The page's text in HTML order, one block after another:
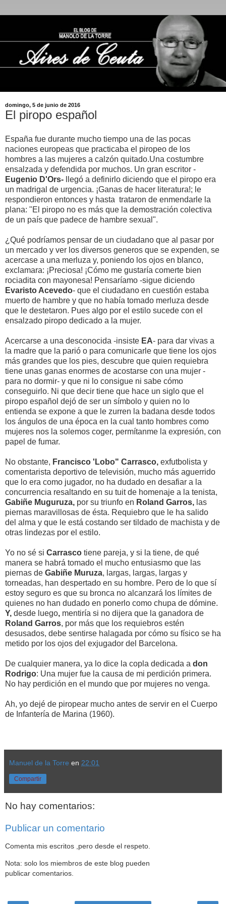
domingo, 5 de junio de 2016
El piropo español
España fue durante mucho tiempo una de las pocas
naciones europeas que practicaba el piropeo de los
hombres a las mujeres a calzón quitado.Una costumbre
ensalzada y defendida por muchos. Un gran escritor -
Eugenio D'Ors- llegó a definirlo diciendo que el piropo era
un madrigal de urgencia. ¡Ganas de hacer literatura!; le
respondieron entonces y hasta trataron de enmendarle la
plana: "El piropo no es más que la demostración colectiva
de un país que padece de hambre sexual".
¿Qué podríamos pensar de un ciudadano que al pasar por
un mercado y ver los diversos generos que se expenden, se
acercase a una merluza y, poniendo los ojos en blanco,
exclamara: ¡Preciosa! ¡Cómo me gustaría comerte bien
rociadita con mayonesa! Pensaríamo -sigue diciendo
Evaristo Acevedo- que el ciudadano en cuestión estaba
muerto de hambre y que no había tomado merluza desde
que le destetaron. Pues algo por el estilo sucede con el
ensalzado piropo dedicado a la mujer.
Acercarse a una desconocida -insiste EA- para dar vivas a
la madre que la parió o para comunicarle que tiene los ojos
más grandes que los pies, descubre que quien requiebra
tiene unas ganas enormes de acostarse con una mujer -
para no dormir- y que ni lo consigue ni sabe cómo
conseguirlo. Ni que decir tiene que hace un siglo que el
piropo español dejó de ser un símbolo y quien no lo
entienda se expone a que le zurren la badana desde todos
los ángulos de una época en la cual tanto hombres como
mujeres nos la solemos coger, permítanme la expresión, con
papel de fumar.
No obstante, Francisco 'Lobo" Carrasco, exfutbolista y
comentarista deportivo de televisión, mucho más aguerrido
que lo era como jugador, no ha dudado en desafiar a la
concurrencia resaltando en su tuit de homenaje a la tenista,
Gabiñe Muguruza, por su triunfo en Roland Garros, las
piernas maravillosas de ésta. Requiebro que le ha salido
del alma y que le está costando ser tildado de machista y de
otras lindezas por el estilo.
Yo no sé si Carrasco tiene pareja, y si la tiene, de qué
manera se habrá tomado el mucho entusiasmo que las
piernas de Gabiñe Muruza, largas, largas, largas y
torneadas, han despertado en su hombre. Pero de lo que sí
estoy seguro es que su bronca no alcanzará los límites de
quienes no han dudado en ponerlo como chupa de dómine.
Y, desde luego, mentiría si no dijera que la ganadora de
Roland Garros, por más que los requiebros estén
desusados, debe sentirse halagada por cómo su físico se ha
metido por los ojos del exjugador del Barcelona.
De cualquier manera, ya lo dice la copla dedicada a don
Rodrigo: Una mujer fue la causa de mi perdición primera.
No hay perdición en el mundo que por mujeres no venga.
Ah, yo dejé de piropear mucho antes de servir en el Cuerpo
de Infantería de Marina (1960).
Manuel de la Torre en 22:01
Compartir
No hay comentarios:
Publicar un comentario
Comenta mis escritos ,pero desde el respeto.
Nota: solo los miembros de este blog pueden
publicar comentarios.